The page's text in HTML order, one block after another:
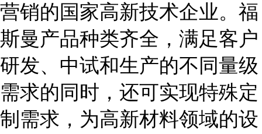
营销的国家高新技术企业。福
斯曼产品种类齐全，满足客户
研发、中试和生产的不同量级
需求的同时，还可实现特殊定
制需求，为高新材料领域的设